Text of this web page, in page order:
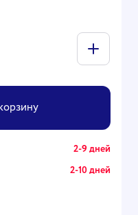
2-9 дней
2-10 дней